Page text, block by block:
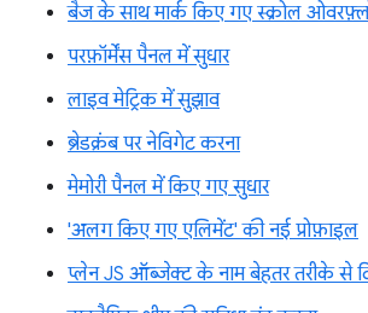
बैज के साथ मार्क किए गए स्क्रोल
परफ़ॉर्मेंस पैनल में सुधार
लाइव मेट्रिक में सुझाव
ब्रेडक्रंब पर नेविगेट करना
मेमोरी पैनल में किए गए सुधार
'अलग किए गए एलिमेंट' की नई प्रोफ़ाइल
प्लेन JS ऑब्जेक्ट के नाम बेहतर तरीके से